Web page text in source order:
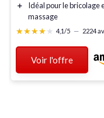
＋
Idéal pour lebricolage
massage
★★★★★
★★★★★ 4,1/5 — 2224
Voir l'offre